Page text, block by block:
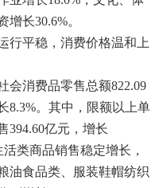
增长30.6%。
行平稳，消费价格温和上
会消费品零售总额822.09
8.3%。其中，限额以上单
394.60亿元，增长
活类商品销售稳定增长，
油食品类、服装鞋帽纺织